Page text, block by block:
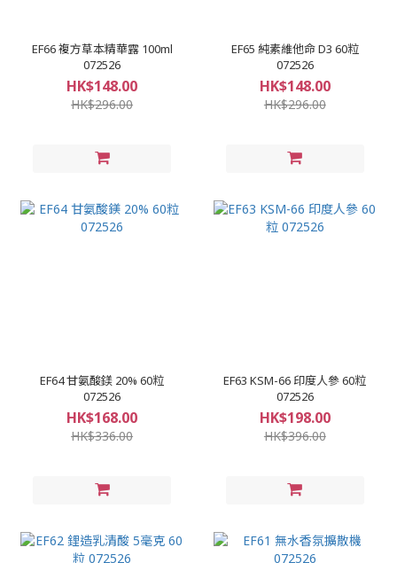
EF66 複方草本精華露 100ml
072526
HK$148.00
HK$296.00
EF65 純素維他命 D3 60粒
072526
HK$148.00
HK$296.00
EF64 甘氨酸鎂 20% 60粒
072526
HK$168.00
HK$336.00
EF63 KSM-66 印度人參 60粒
072526
HK$198.00
HK$396.00